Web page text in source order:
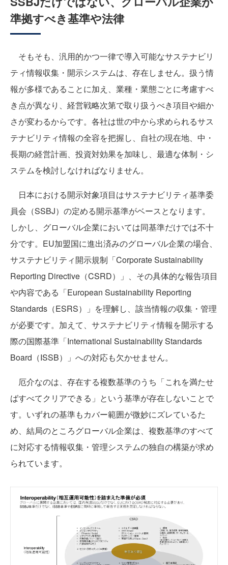
準拠すべき基準や法律
そもそも、汎用的かつ一律で導入可能なサステナビリ
ティ情報収集・開示システムは、存在しません。扱う情
報が多様であることに加え、業種・業態ごとに考慮すべ
き点が異なり、経営戦略次第で取り扱うべき項目や細か
さが変わるからです。各社は世の中から求められるサス
テナビリティ情報の全容を把握し、自社の現在地、中・
長期の経営計画、投資対効果を加味し、最適な体制・シ
ステムを検討しなければなりません。
日本における開示対象項目はサステナビリティ基準委
員会（SSBJ）の定める開示基準がベースとなります。
しかし、グローバル企業においては同基準だけでは不十
分です。EU加盟国に進出済みのグローバル企業の場合、
サステナビリティ開示規制「Corporate Sustainability
Reporting Directive（CSRD）」、その具体的な報告項目
や内容である「European Sustainability Reporting
Standards（ESRS）」を理解し、該当情報の収集・管理
が必要です。加えて、サステナビリティ情報を開示する
際の国際基準「International Sustainability Standards
Board（ISSB）」への対応も欠かせません。
厄介なのは、存在する複数基準のうち「これを満たせ
ばすべてクリアできる」という基準が存在しないことで
す。いずれの基準もカバー範囲が微妙にズレているた
め、結局のところグローバル企業は、複数基準のすべて
に対応する情報収集・管理システムの独自の構築が求め
られています。